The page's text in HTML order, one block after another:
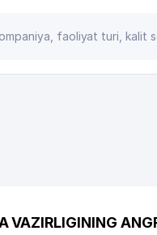
VAZIRLIGINING